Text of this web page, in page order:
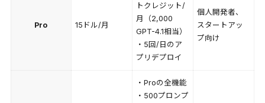
Pro 15ドル/月
トクレジット/
月（2,000
GPT-4.1相当）
・5回/日のア
プリデプロイ
個人開発者、
スタートアッ
プ向け
・Proの全機能
・500プロンプ